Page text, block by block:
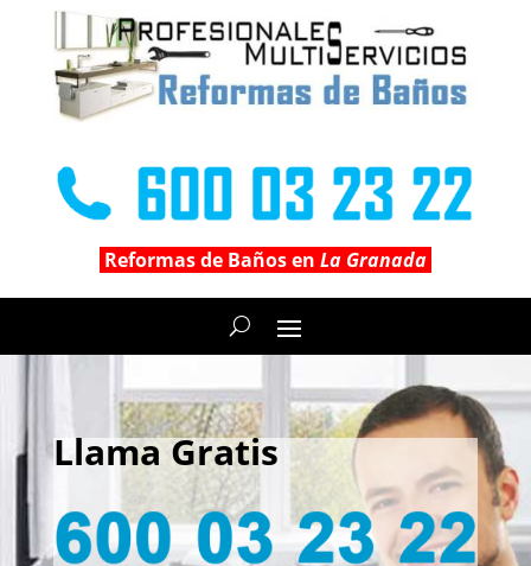
Reformas de Baños en La Granada
Llama Gratis